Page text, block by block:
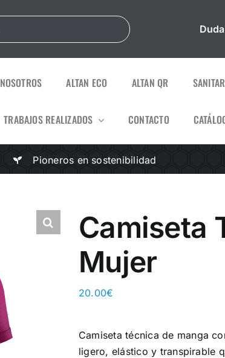
NOSOTROS ALTAN ECO ALTAN QR
TRABAJOS REALIZADOS CONTACTO
Pioneros en sostenibilidad
Camiseta
Mujer
20.00€
Camiseta técnica de manga
ligero, elástico y transpirable